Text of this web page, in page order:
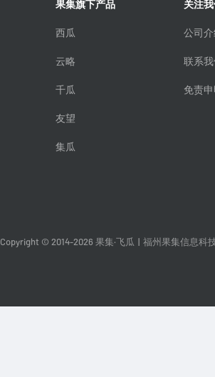
果集旗下产品
西瓜
云略
千瓜
友望
集瓜
关注
公司
联系
免责
Copyright © 2014-2026 果集·飞瓜 福州果集信息科